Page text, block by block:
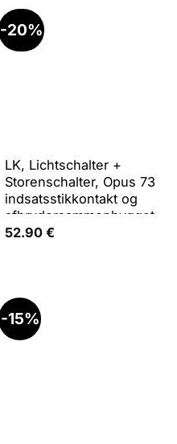
-20%
LK, Lichtschalter +
Storenschalter, Opus 73
indsatsstikkontakt og
afbrydersammenbygget
korresp.2pol med jord
52.90 €
-15%